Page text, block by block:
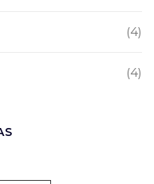
(4)
(4)